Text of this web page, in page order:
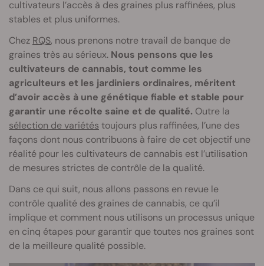
cultivateurs l’accès à des graines plus raffinées, plus
stables et plus uniformes.
Chez RQS, nous prenons notre travail de banque de
graines très au sérieux. Nous pensons que les
cultivateurs de cannabis, tout comme les
agriculteurs et les jardiniers ordinaires, méritent
d’avoir accès à une génétique fiable et stable pour
garantir une récolte saine et de qualité. Outre la
sélection de variétés toujours plus raffinées, l’une des
façons dont nous contribuons à faire de cet objectif une
réalité pour les cultivateurs de cannabis est l’utilisation
de mesures strictes de contrôle de la qualité.
Dans ce qui suit, nous allons passons en revue le
contrôle qualité des graines de cannabis, ce qu’il
implique et comment nous utilisons un processus unique
en cinq étapes pour garantir que toutes nos graines sont
de la meilleure qualité possible.